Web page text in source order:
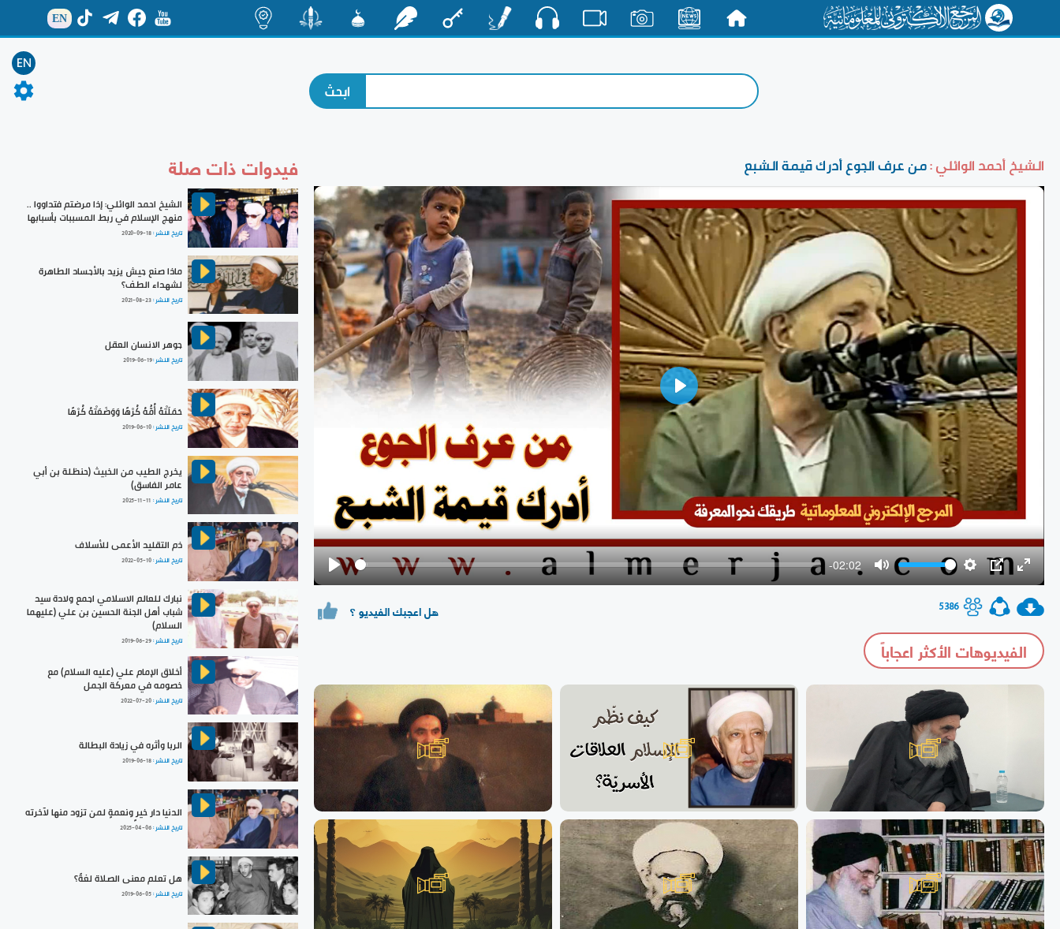
EN
EN
الشيخ أحمد الوائلي :من عرف الجوع أدرك قيمة الشبع
Play
-02:02
Mute
Settings
PIP Enter
Play
5386 هل اعجبك الفيديو ؟
الفيديوهات الأكثر اعجاباً
فيدوات ذات صلة
الشيخ احمد الوائلي: إذا مرضتم فتداووا ..
منهج الإسلام في ربط المسببات بأسبابها
تاريخ النشر :2020-09-18
ماذا صنع جيش يزيد بالأجساد الطاهرة
لشهداء الطف؟
تاريخ النشر :2021-08-23
جوهر الانسان العقل
تاريخ النشر :2019-06-19
حَمَلَتْهُ أُمُّهُ كُرْهًا وَوَضَعَتْهُ كُرْهًا
تاريخ النشر :2019-06-10
يخرج الطيب من الخبيث (حنظلة بن أبي
عامر الفاسق)
تاريخ النشر : 2025-11-11
ذم التقليد الأعمى للأسلاف
تاريخ النشر :2022-05-10
نبارك للعالم الاسلامي اجمع ولادة سيد
شباب أهل الجنة الحسين بن علي (عليهما
السلام)
تاريخ النشر :2019-06-29
أخلاق الإمام علي (عليه السلام) مع
خصومه في معركة الجمل
تاريخ النشر :2022-07-20
الربا وأثره في زيادة البطالة
تاريخ النشر :2019-06-18
الدنيا دار خيرٍ ونعمةٍ لمن تزود منها لآخرته
تاريخ النشر :2025-04-06
هل تعلم معنى الصلاة لغةً؟
تاريخ النشر :2019-06-05